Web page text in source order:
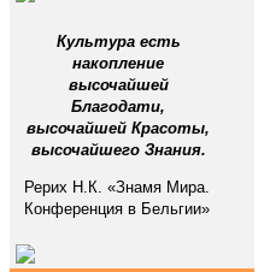
Культура есть
накопление
высочайшей
Благодати,
высочайшей Красоты,
высочайшего Знания.
Рерих Н.К. «Знамя Мира.
Конференция в Бельгии»